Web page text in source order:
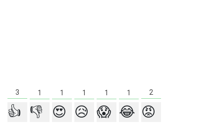
3 1 1 1 1 1 2
👍 👎 😍 😥 😱 😂 😡